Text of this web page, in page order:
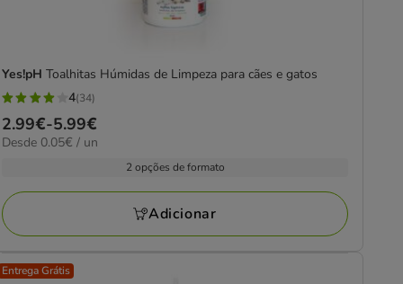
Yes!pH Toalhitas Húmidas de Limpeza para cães e gatos
4
estrelas
com
avaliações
4(34)
Preço
de
5.99€
2.99€-5.99€
0.05€
Desde 0.05€ / un
2 opções de formato
Adicionar
Entrega Grátis